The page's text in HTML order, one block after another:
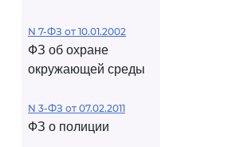
N 7-ФЗ от 10.01.2002
ФЗ об охране
окружающей среды
N 3-ФЗ от 07.02.2011
ФЗ о полиции